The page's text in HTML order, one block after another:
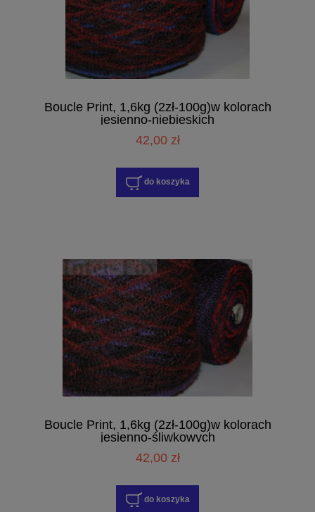
Boucle Print, 1,6kg (2zł-100g)w kolorach
jesienno-niebieskich
42,00 zł
do koszyka
Boucle Print, 1,6kg (2zł-100g)w kolorach
jesienno-śliwkowych
42,00 zł
do koszyka